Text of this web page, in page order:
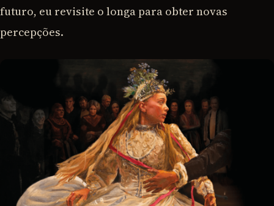
futuro, eu revisite o longa para obter novas
percepções.